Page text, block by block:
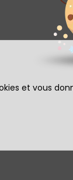
et vous